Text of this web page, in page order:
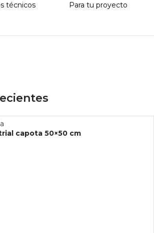
técnicos Para tu proyecto
capota 50×50 cm